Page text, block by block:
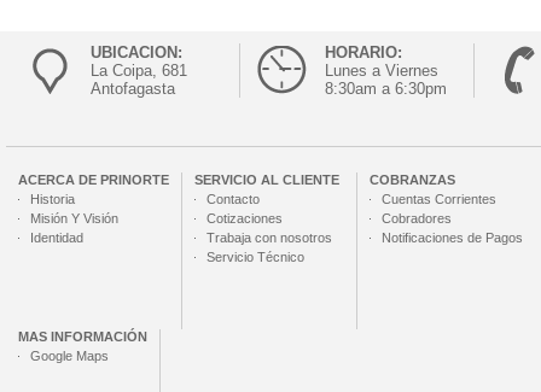
UBICACION:
La Coipa, 681
Antofagasta
HORARIO:
Lunes a Viernes
8:30am a 6:30pm
ACERCA DE PRINORTE
Historia
Misión Y Visión
Identidad
SERVICIO AL CLIENTE
Contacto
Cotizaciones
Trabaja con nosotros
Servicio Técnico
COBRANZAS
Cuentas Corrientes
Cobradores
Notificaciones de Pagos
MAS INFORMACIÓN
Google Maps